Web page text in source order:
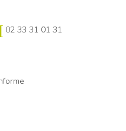
02 33 31 01 31